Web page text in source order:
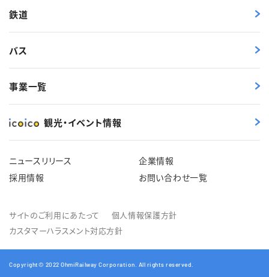
鉄道
バス
事業一覧
観光・イベント情報
ニュースリリース
企業情報
採用情報
お問い合わせ一覧
サイトのご利用にあたって
個人情報保護方針
カスタマーハラスメント対応方針
Copyright© 2022 OhmiRailway Corporation. All rights reserved.